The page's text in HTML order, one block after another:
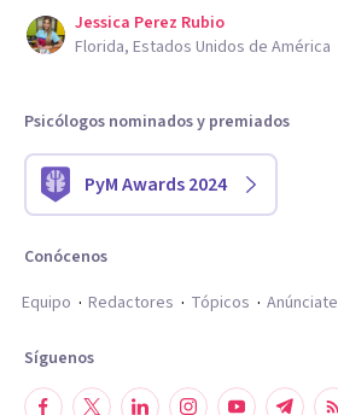
Jessica Perez Rubio
Florida, Estados Unidos de América
Psicólogos nominados y premiados
PyM Awards 2024
Conócenos
Equipo
Redactores Tópicos Anúnciate
Síguenos